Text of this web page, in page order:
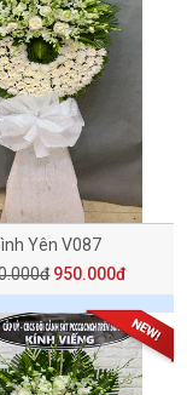
Yên V087
950.000đ